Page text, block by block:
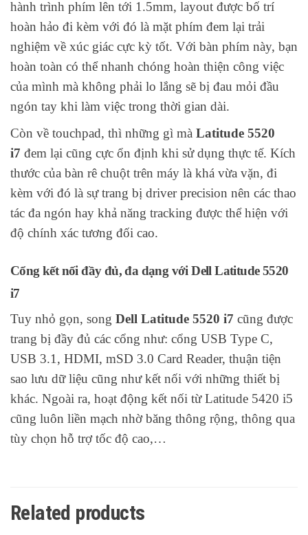
hành trình phím lên tới 1.5mm, layout được bố trí
hoàn hảo đi kèm với đó là mặt phím đem lại trải
nghiệm về xúc giác cực kỳ tốt. Với bàn phím này, bạn
hoàn toàn có thể nhanh chóng hoàn thiện công việc
của mình mà không phải lo lắng sẽ bị đau mỏi đầu
ngón tay khi làm việc trong thời gian dài.
Còn về touchpad, thì những gì mà Latitude 5520
i7 đem lại cũng cực ổn định khi sử dụng thực tế. Kích
thước của bàn rê chuột trên máy là khá vừa vặn, đi
kèm với đó là sự trang bị driver precision nên các thao
tác đa ngón hay khả năng tracking được thể hiện với
độ chính xác tương đối cao.
Cổng kết nối đầy đủ, đa dạng với Dell Latitude 5520
i7
Tuy nhỏ gọn, song Dell Latitude 5520 i7 cũng được
trang bị đầy đủ các cổng như: cổng USB Type C,
USB 3.1, HDMI, mSD 3.0 Card Reader, thuận tiện
sao lưu dữ liệu cũng như kết nối với những thiết bị
khác. Ngoài ra, hoạt động kết nối từ Latitude 5420 i5
cũng luôn liền mạch nhờ băng thông rộng, thông qua
tùy chọn hỗ trợ tốc độ cao,…
Related products